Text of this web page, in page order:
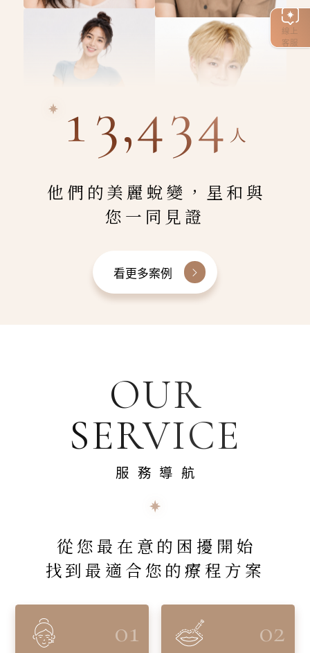
線上
客服
13,434 人
他們的美麗蛻變，星和與
您一同見證
看更多案例
OUR
SERVICE
服務導航
從您最在意的困擾開始
找到最適合您的療程方案
01 02